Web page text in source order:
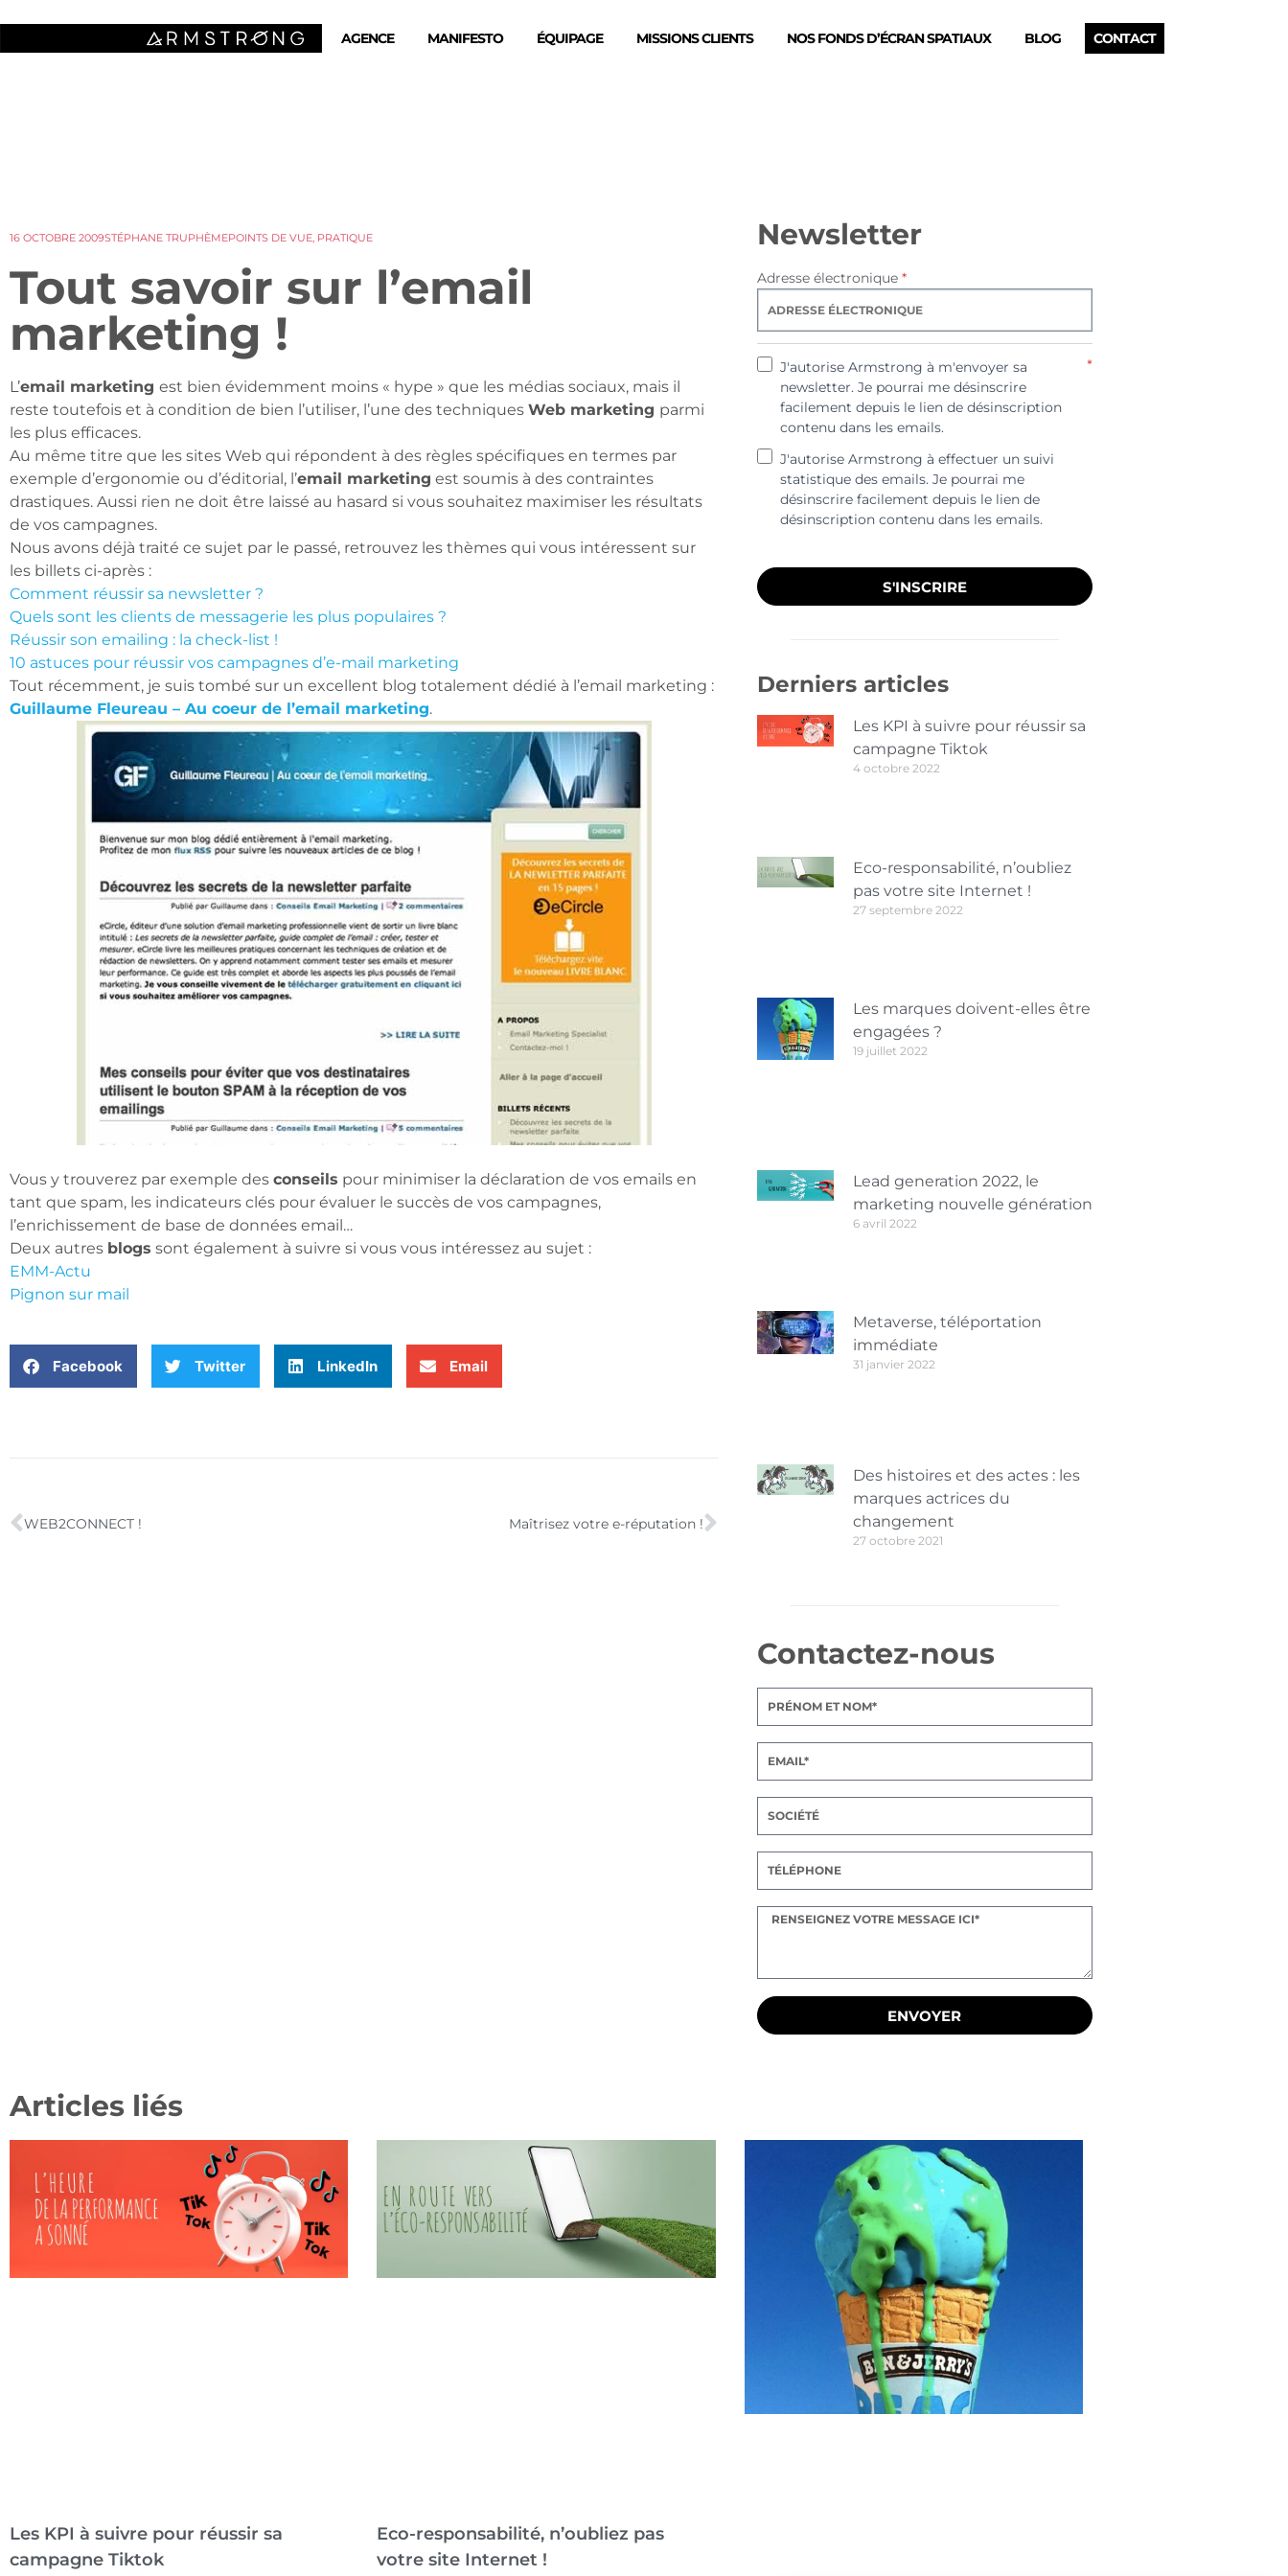
AGENCE MANIFESTO ÉQUIPAGE MISSIONS CLIENTS NOS FONDS D’ÉCRAN SPATIAUX BLOG CONTACT
16 OCTOBRE 2009STÉPHANE TRUPHÈMEPOINTS DE VUE, PRATIQUE
Tout savoir sur l’email
marketing !
L’email marketing est bien évidemment moins « hype » que les médias sociaux, mais il
reste toutefois et à condition de bien l’utiliser, l’une des techniques Web marketing parmi
les plus efficaces.
Au même titre que les sites Web qui répondent à des règles spécifiques en termes par
exemple d’ergonomie ou d’éditorial, l’email marketing est soumis à des contraintes
drastiques. Aussi rien ne doit être laissé au hasard si vous souhaitez maximiser les résultats
de vos campagnes.
Nous avons déjà traité ce sujet par le passé, retrouvez les thèmes qui vous intéressent sur
les billets ci-après :
Comment réussir sa newsletter ?
Quels sont les clients de messagerie les plus populaires ?
Réussir son emailing : la check-list !
10 astuces pour réussir vos campagnes d’e-mail marketing
Tout récemment, je suis tombé sur un excellent blog totalement dédié à l’email marketing :
Guillaume Fleureau – Au coeur de l’email marketing.
Vous y trouverez par exemple des conseils pour minimiser la déclaration de vos emails en
tant que spam, les indicateurs clés pour évaluer le succès de vos campagnes,
l’enrichissement de base de données email…
Deux autres blogs sont également à suivre si vous vous intéressez au sujet :
EMM-Actu
Pignon sur mail
Facebook Twitter LinkedIn Email
WEB2CONNECT ! Maîtrisez votre e-réputation !
Newsletter
Adresse électronique *
J'autorise Armstrong à m'envoyer sa
newsletter. Je pourrai me désinscrire
facilement depuis le lien de désinscription
contenu dans les emails.
*
J'autorise Armstrong à effectuer un suivi
statistique des emails. Je pourrai me
désinscrire facilement depuis le lien de
désinscription contenu dans les emails.
S'INSCRIRE
Derniers articles
Les KPI à suivre pour réussir sa
campagne Tiktok
4 octobre 2022
Eco-responsabilité, n’oubliez
pas votre site Internet !
27 septembre 2022
Les marques doivent-elles être
engagées ?
19 juillet 2022
Lead generation 2022, le
marketing nouvelle génération
6 avril 2022
Metaverse, téléportation
immédiate
31 janvier 2022
Des histoires et des actes : les
marques actrices du
changement
27 octobre 2021
Contactez-nous
ENVOYER
Articles liés
Les KPI à suivre pour réussir sa
campagne Tiktok
Eco-responsabilité, n’oubliez pas
votre site Internet !